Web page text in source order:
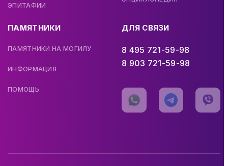
ЭПИТАФИИ
ПАМЯТНИКИ
ПАМЯТНИКИ НА МОГИЛУ
ИНФОРМАЦИЯ
ПОМОЩЬ
ДЛЯ СВЯЗИ
8 495 721-59-98
8 903 721-59-98